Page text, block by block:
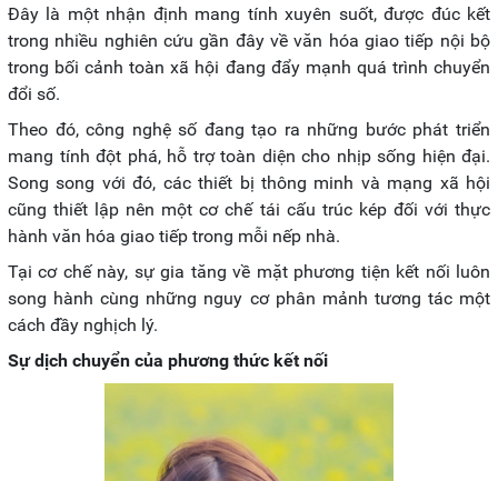
Đây là một nhận định mang tính xuyên suốt, được đúc kết
trong nhiều nghiên cứu gần đây về văn hóa giao tiếp nội bộ
trong bối cảnh toàn xã hội đang đẩy mạnh quá trình chuyển
đổi số.
Theo đó, công nghệ số đang tạo ra những bước phát triển
mang tính đột phá, hỗ trợ toàn diện cho nhịp sống hiện đại.
Song song với đó, các thiết bị thông minh và mạng xã hội
cũng thiết lập nên một cơ chế tái cấu trúc kép đối với thực
hành văn hóa giao tiếp trong mỗi nếp nhà.
Tại cơ chế này, sự gia tăng về mặt phương tiện kết nối luôn
song hành cùng những nguy cơ phân mảnh tương tác một
cách đầy nghịch lý.
Sự dịch chuyển của phương thức kết nối